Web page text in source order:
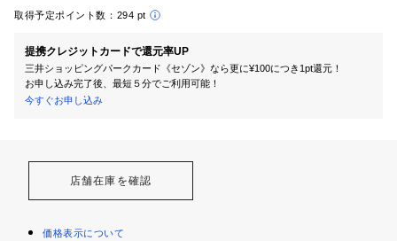
取得予定ポイント数： 294 pt
提携クレジットカードで還元率UP
三井ショッピングパークカード《セゾン》なら更に¥100につき1pt還元！
お申し込み完了後、最短５分でご利用可能！
今すぐお申し込み
店舗在庫を確認
価格表示について